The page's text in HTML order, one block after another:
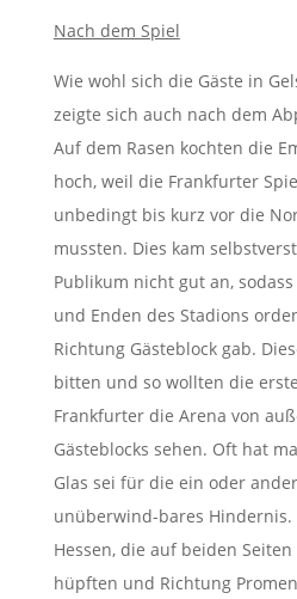
Nach dem Spiel
Wie wohl sich die Gäste in
zeigte sich auch nach dem
Auf dem Rasen kochten die
hoch, weil die Frankfurter
unbedingt bis kurz vor die
mussten. Dies kam
Publikum nicht gut an,
und Enden des Stadions
Richtung Gästeblock gab.
bitten und so wollten die
Frankfurter die Arena von
Gästeblocks sehen. Oft hat
Glas sei für die ein oder
unüberwind-bares
Hessen, die auf beiden
hüpften und Richtung